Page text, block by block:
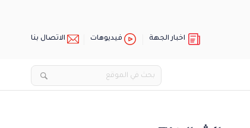
اخبار الجهة فيديوهات الاتصال بنا